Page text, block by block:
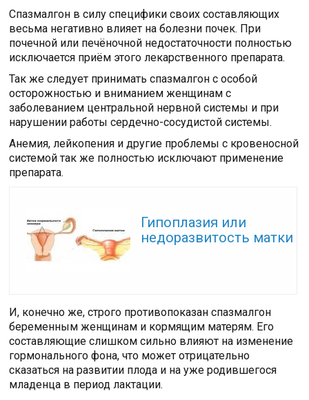
Спазмалгон в силу специфики своих составляющих
весьма негативно влияет на болезни почек. При
почечной или печёночной недостаточности полностью
исключается приём этого лекарственного препарата.
Так же следует принимать спазмалгон с особой
осторожностью и вниманием женщинам с
заболеванием центральной нервной системы и при
нарушении работы сердечно-сосудистой системы.
Анемия, лейкопения и другие проблемы с кровеносной
системой так же полностью исключают применение
препарата.
Гипоплазия или
недоразвитость матки
И, конечно же, строго противопоказан спазмалгон
беременным женщинам и кормящим матерям. Его
составляющие слишком сильно влияют на изменение
гормонального фона, что может отрицательно
сказаться на развитии плода и на уже родившегося
младенца в период лактации.